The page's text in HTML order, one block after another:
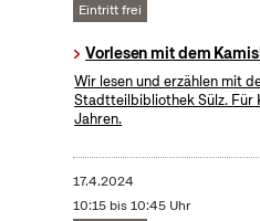
Eintritt frei
Vorlesen mit dem
Wir lesen und erzählen mit
Stadtteilbibliothek Sülz. Für
Jahren.
17.4.2024
10:15 bis 10:45 Uhr